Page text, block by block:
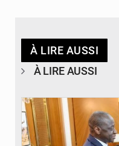
À LIRE AUSSI
À LIRE AUSSI